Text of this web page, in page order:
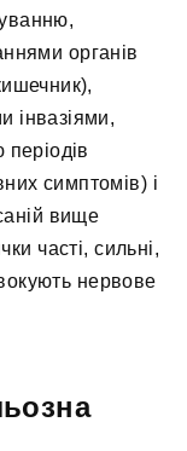
органів
інвазіями,
симптомів) і
вище
часті, сильні,
нервове